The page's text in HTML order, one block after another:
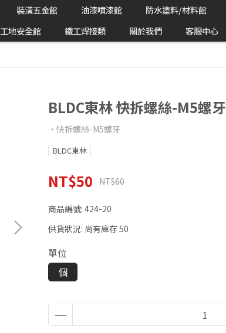
裝潢五金館 油漆噴漆館 防水塗料/材料館
工地安全館 鐵工焊接類 關於我們 客服中心
BLDC東林 快拆螺絲-M5螺牙
‧快拆螺絲-M5螺牙
BLDC東林
NT$50 NT$60
商品編號: 424-20
供貨狀況: 尚有庫存 50
單位
個